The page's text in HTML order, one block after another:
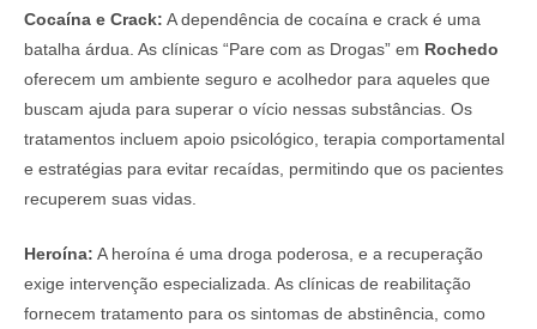
Cocaína e Crack: A dependência de cocaína e crack é uma
batalha árdua. As clínicas “Pare com as Drogas” em Rochedo
oferecem um ambiente seguro e acolhedor para aqueles que
buscam ajuda para superar o vício nessas substâncias. Os
tratamentos incluem apoio psicológico, terapia comportamental
e estratégias para evitar recaídas, permitindo que os pacientes
recuperem suas vidas.
Heroína: A heroína é uma droga poderosa, e a recuperação
exige intervenção especializada. As clínicas de reabilitação
fornecem tratamento para os sintomas de abstinência, como